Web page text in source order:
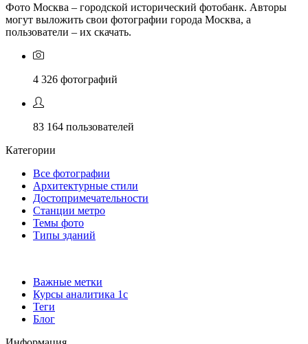
Фото Москва – городской исторический фотобанк. Авторы
могут выложить свои фотографии города Москва, а
пользователи – их скачать.
4 326 фотографий
83 164 пользователей
Категории
Все фотографии
Архитектурные стили
Достопримечательности
Станции метро
Темы фото
Типы зданий
Важные метки
Курсы аналитика 1с
Теги
Блог